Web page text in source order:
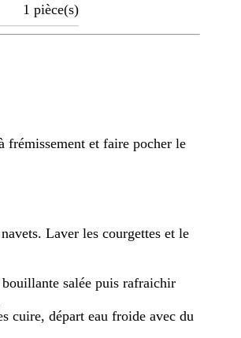
1 pièce(s)
frémissement et faire pocher le
Laver les courgettes et le
salée puis rafraichir
cuire, départ eau froide avec du